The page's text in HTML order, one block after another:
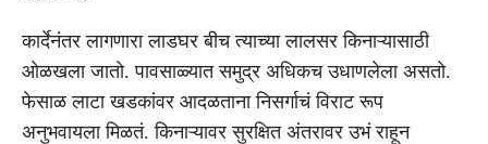
कार्देनंतर लागणारा लाडघर बीच त्याच्या लालसर किनाऱ्यासाठी
ओळखला जातो. पावसाळ्यात समुद्र अधिकच उधाणलेला असतो.
फेसाळ लाटा खडकांवर आदळताना निसर्गाचं विराट रूप
अनुभवायला मिळतं. किनाऱ्यावर सुरक्षित अंतरावर उभं राहून